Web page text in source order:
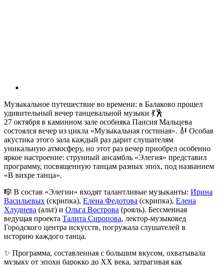
Музыкальное путешествие во времени: в Балаково прошел
удивительный вечер танцевальной музыки 💃🕺
27 октября в каминном зале особняка Паисия Мальцева
состоялся вечер из цикла «Музыкальная гостиная». 🎻 Особая
акустика этого зала каждый раз дарит слушателям
уникальную атмосферу, но этот раз вечер приобрел особенно
яркое настроение: струнный ансамбль «Элегия» представил
программу, посвященную танцам разных эпох, под названием
«В вихре танца».
🎼 В состав «Элегии» входят талантливые музыканты: Ирина
Васильевых (скрипка), Елена Федотова (скрипка), Елена
Хлуднева (альт) и Ольга Вострова (рояль). Бессменная
ведущая проекта Талита Сиропова, лектор-музыковед
Городского центра искусств, погружала слушателей в
историю каждого танца.
✨ Программа, составленная с большим вкусом, охватывала
музыку от эпохи барокко до XX века, затрагивая как